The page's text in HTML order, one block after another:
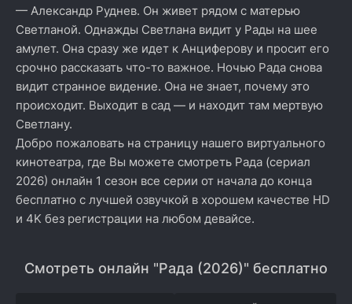
— Александр Руднев. Он живет рядом с матерью
Светланой. Однажды Светлана видит у Рады на шее
амулет. Она сразу же идет к Анциферову и просит его
срочно рассказать что-то важное. Ночью Рада снова
видит странное видение. Она не знает, почему это
происходит. Выходит в сад — и находит там мертвую
Светлану.
Добро пожаловать на страницу нашего виртуального
кинотеатра, где Вы можете смотреть Рада (сериал
2026) онлайн 1 сезон все серии от начала до конца
бесплатно с лучшей озвучкой в хорошем качестве HD
и 4K без регистрации на любом девайсе.
Смотреть онлайн "Рада (2026)" бесплатно